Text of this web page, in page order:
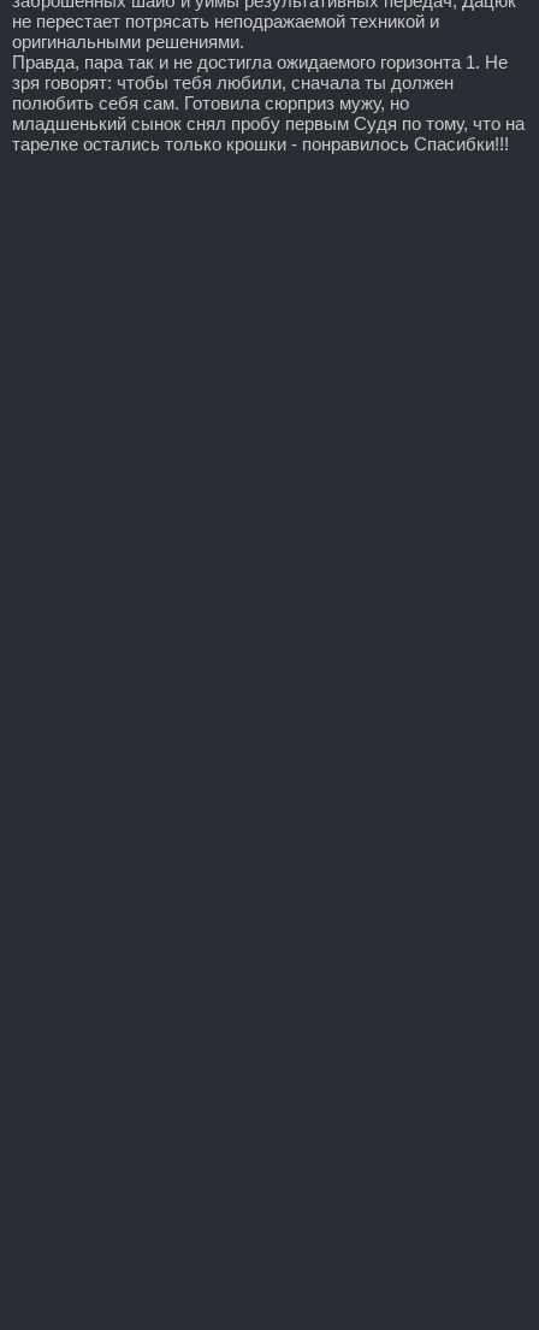
не перестает потрясать неподражаемой техникой и
оригинальными решениями.
Правда, пара так и не достигла ожидаемого горизонта 1. Не
зря говорят: чтобы тебя любили, сначала ты должен
полюбить себя сам. Готовила сюрприз мужу, но
младшенький сынок снял пробу первым Судя по тому, что на
тарелке остались только крошки - понравилось Спасибки!!!